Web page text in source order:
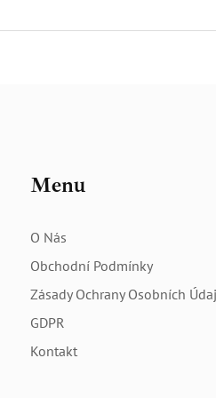
Menu
O Nás
Obchodní Podmínky
Zásady Ochrany Osobních
GDPR
Kontakt